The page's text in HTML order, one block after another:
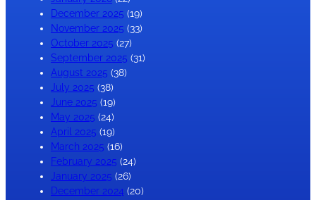
December 2025 (19)
November 2025 (33)
October 2025 (27)
September 2025 (31)
August 2025 (38)
July 2025 (38)
June 2025 (19)
May 2025 (24)
April 2025 (19)
March 2025 (16)
February 2025 (24)
January 2025 (26)
December 2024 (20)